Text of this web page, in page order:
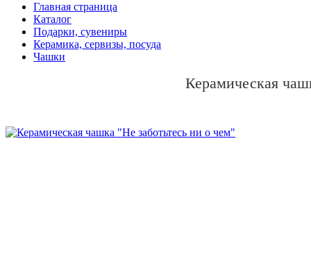
Главная страница
Каталог
Подарки, сувениры
Керамика, сервизы, посуда
Чашки
Керамическая